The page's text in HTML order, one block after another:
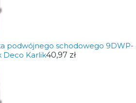
podwójnego schodowego 9DWP-
Deco Karlik40,97 zł